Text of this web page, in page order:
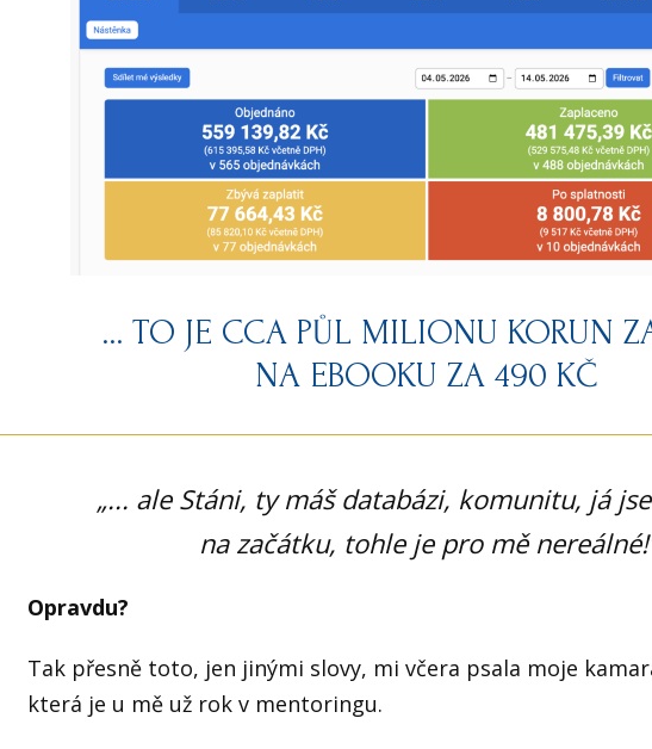
... TO JE CCA PŮL MILIONU KORUN
NA EBOOKU ZA 490 KČ
„... ale Stáni, ty máš databázi, komunitu, já
na začátku, tohle je pro mě
Opravdu?
Tak přesně toto, jen jinými slovy, mi včera psala moje
která je u mě už rok v mentoringu.